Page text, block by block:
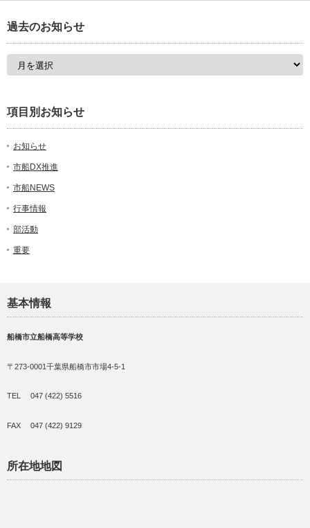
過去のお知らせ
項目別お知らせ
お知らせ
市船DX推進
市船NEWS
行事情報
部活動
重要
基本情報
船橋市立船橋高等学校
〒273-0001千葉県船橋市市場4-5-1
TEL 047 (422) 5516
FAX 047 (422) 9129
所在地地図